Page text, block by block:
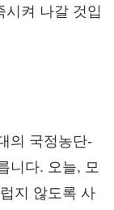
시켜 나갈 것입
의 국정농단-
니다. 오늘, 모
지 않도록 사